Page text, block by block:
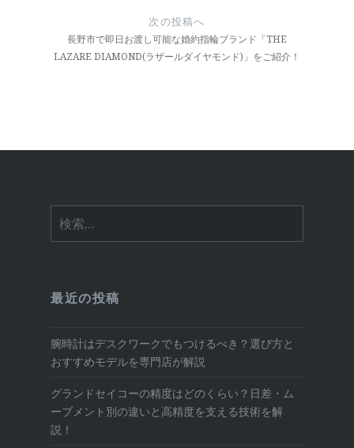
次の投稿へ
長野市で即日お渡し可能な婚約指輪ブランド「THE
LAZARE DIAMOND(ラザールダイヤモンド)」をご紹介！
索:
最近の投稿
腕時計はデスクワークでもつけるべき？選び方と
おすすめモデルを専門店が解説
グランドセイコーの精度はどのくらい？日差・ム
ーブメント別の違いと高精度を支える技術を解
説！